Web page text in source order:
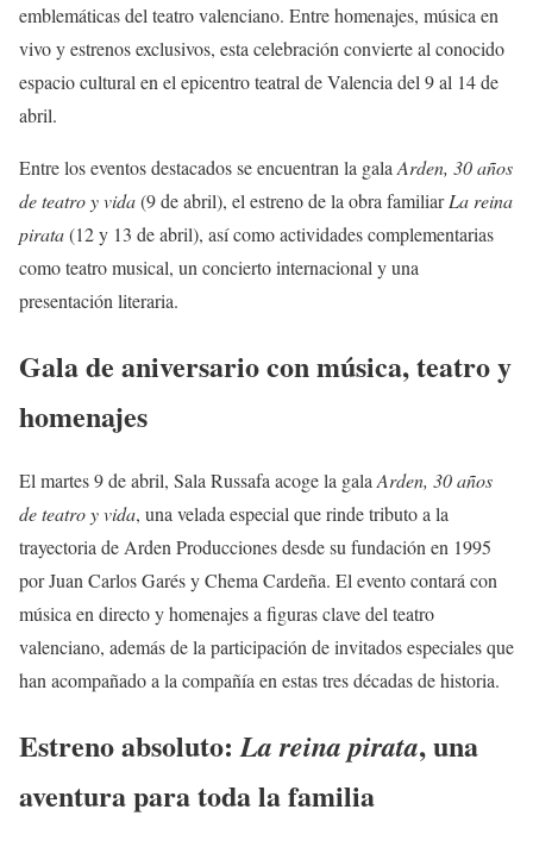
emblemáticas del teatro valenciano. Entre homenajes, música en
vivo y estrenos exclusivos, esta celebración convierte al conocido
espacio cultural en el epicentro teatral de Valencia del 9 al 14 de
abril.
Entre los eventos destacados se encuentran la gala Arden, 30 años
de teatro y vida(9 de abril), el estreno de la obra familiarLa reina
pirata(12 y 13 de abril), así como actividades complementarias
como teatro musical, un concierto internacional y una
presentación literaria.
Gala de aniversario con música, teatro y
homenajes
El martes 9 de abril, Sala Russafa acoge la galaArden, 30 años
de teatro y vida, una velada especial que rinde tributo a la
trayectoria de Arden Producciones desde su fundación en 1995
por Juan Carlos Garés y Chema Cardeña. El evento contará con
música en directo y homenajes a figuras clave del teatro
valenciano, además de la participación de invitados especiales que
han acompañado a la compañía en estas tres décadas de historia.
Estreno absoluto:La reina pirata, una
aventura para toda la familia